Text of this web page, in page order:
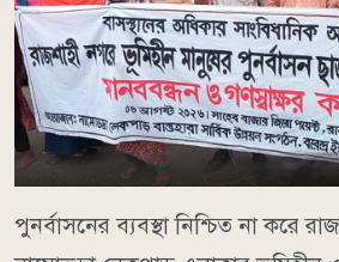
পুনর্বাসনের ব্যবস্থা নিশ্চিত না করে